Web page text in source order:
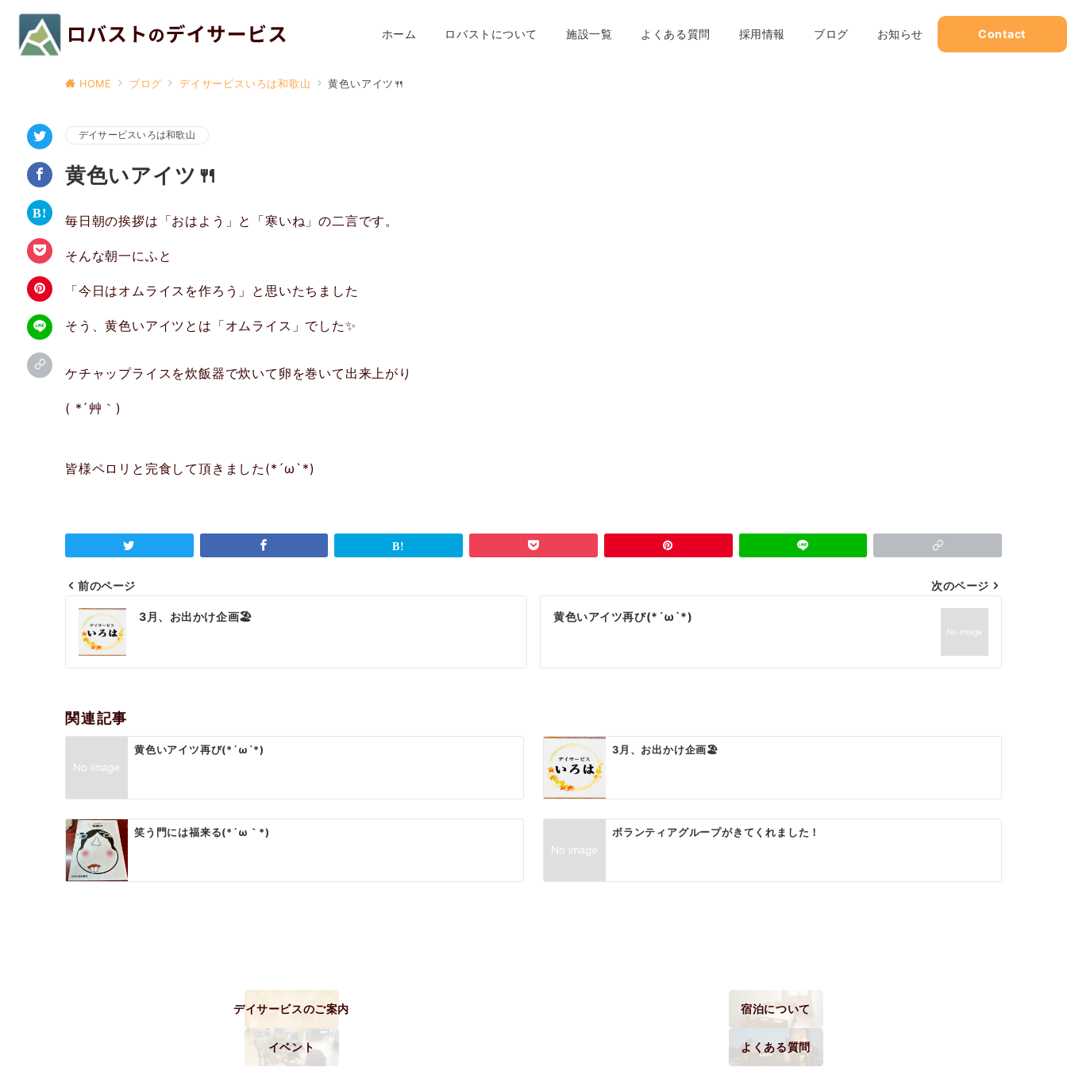
ホーム ロバストについて 施設一覧 よくある質問 採用情報 ブログ お知らせ Contact
HOME ブログ デイサービスいろは和歌山 黄色いアイツ🍴
デイサービスいろは和歌山
黄色いアイツ🍴
毎日朝の挨拶は「おはよう」と「寒いね」の二言です。
そんな朝一にふと
「今日はオムライスを作ろう」と思いたちました
そう、黄色いアイツとは「オムライス」でした✨
ケチャップライスを炊飯器で炊いて卵を巻いて出来上がり
( *´艸｀)
皆様ペロリと完食して頂きました(*´ω`*)
投
稿
ナ
ゲ
ー
シ
ョ
ン
前のページ
3月、お出かけ企画🏖️
次のページ
黄色いアイツ再び(*´ω`*)
関連記事
黄色いアイツ再び(*´ω`*) 3月、お出かけ企画🏖️
笑う門には福来る(*´ω｀*) ボランティアグループがきてくれました！
デイサービスのご案内 宿泊について
イベント よくある質問